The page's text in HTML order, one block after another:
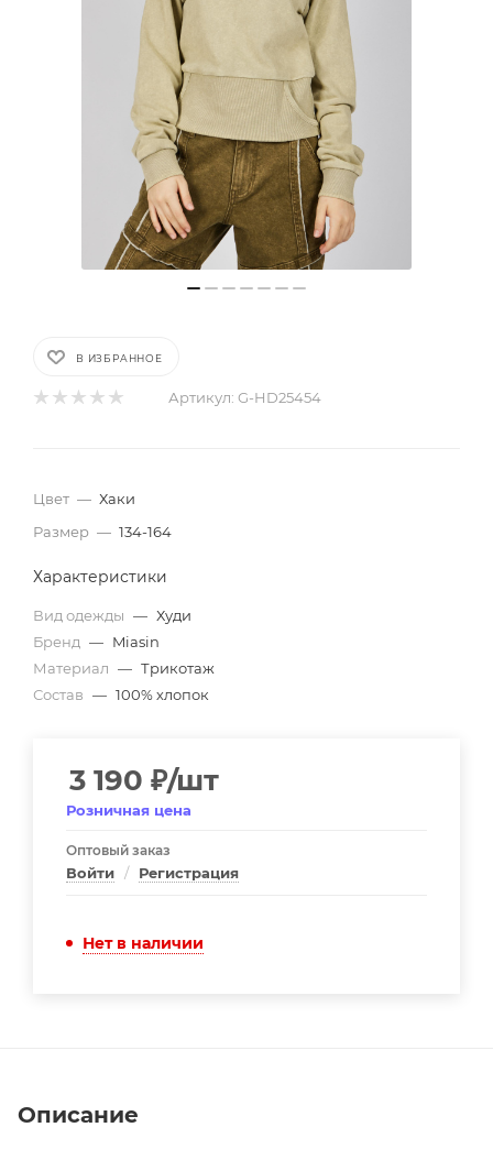
В ИЗБРАННОЕ
Артикул: G-HD25454
Цвет — Хаки
Размер — 134-164
Характеристики
Вид одежды — Худи
Бренд — Miasin
Материал — Трикотаж
Состав — 100% хлопок
3 190 ₽/шт
Розничная цена
Оптовый заказ
Войти / Регистрация
Нет в наличии
Описание